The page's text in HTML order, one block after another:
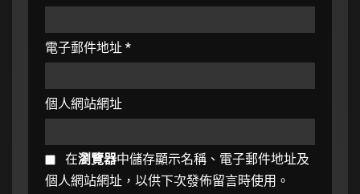
電子郵件地址 *
個人網站網址
在瀏覽器中儲存顯示名稱、電子郵件地址及
個人網站網址，以供下次發佈留言時使用。